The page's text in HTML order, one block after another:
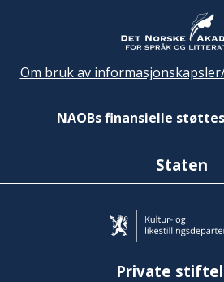
Om bruk av
NAOBs finansielle
Staten
Private